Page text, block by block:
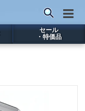
セール
・特価品